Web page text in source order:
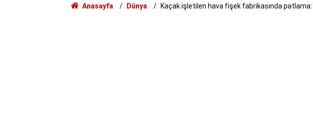
Anasayfa Dünya Kaçak işletilen hava fişek fabrikasında patlama: